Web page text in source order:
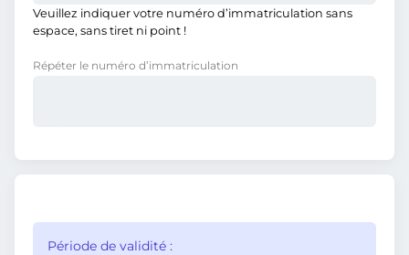
Veuillez indiquer votre numéro d’immatriculation sans
espace, sans tiret ni point !
Répéter le numéro d’immatriculation
Période de validité :